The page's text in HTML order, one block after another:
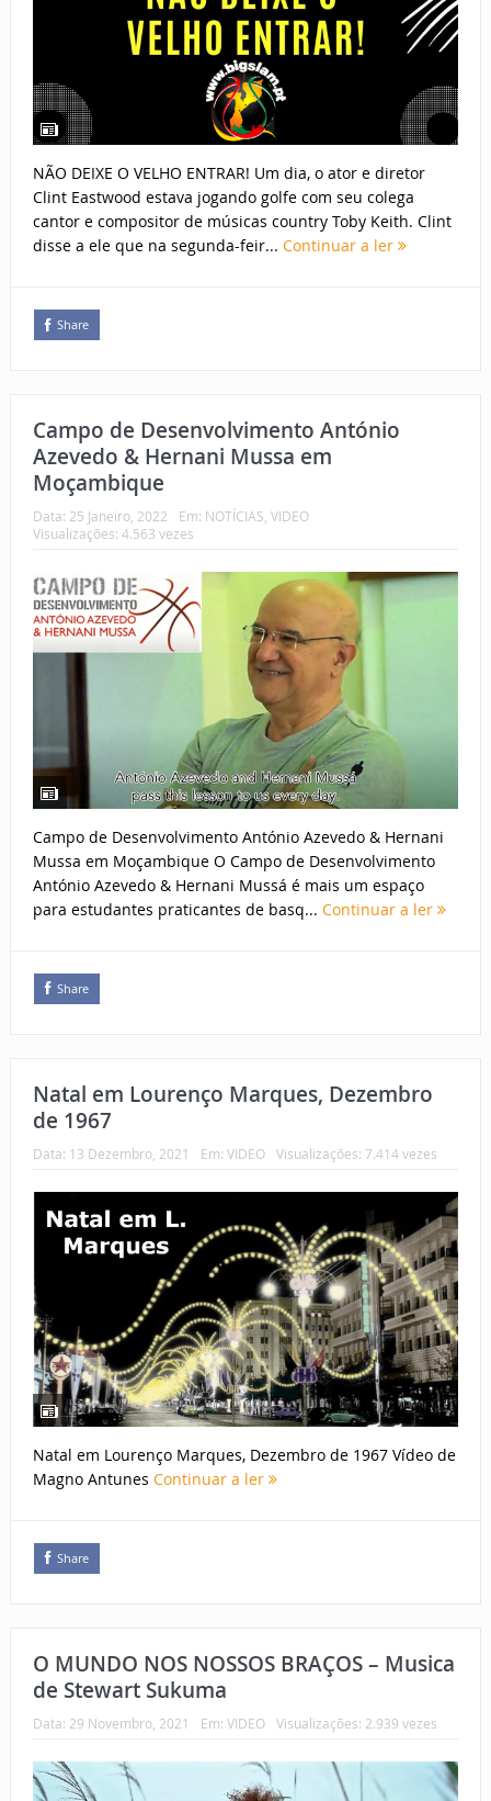
NÃO DEIXE O VELHO ENTRAR! Um dia, o ator e diretor
Clint Eastwood estava jogando golfe com seu colega
cantor e compositor de músicas country Toby Keith. Clint
disse a ele que na segunda-feir... Continuar a ler
Share
Campo de Desenvolvimento António
Azevedo & Hernani Mussa em
Moçambique
Data: 25 Janeiro, 2022 Em: NOTÍCIAS, VIDEO
Visualizações: 4.563 vezes
Campo de Desenvolvimento António Azevedo & Hernani
Mussa em Moçambique O Campo de Desenvolvimento
António Azevedo & Hernani Mussá é mais um espaço
para estudantes praticantes de basq... Continuar a ler
Share
Natal em Lourenço Marques, Dezembro
de 1967
Data: 13 Dezembro, 2021 Em: VIDEO Visualizações: 7.414 vezes
Natal em Lourenço Marques, Dezembro de 1967 Vídeo de
Magno Antunes Continuar a ler
Share
O MUNDO NOS NOSSOS BRAÇOS – Musica
de Stewart Sukuma
Data: 29 Novembro, 2021 Em: VIDEO Visualizações: 2.939 vezes